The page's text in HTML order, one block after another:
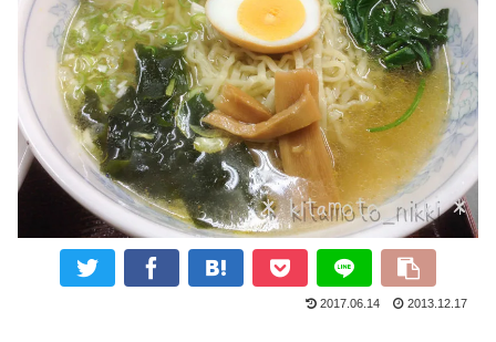
2017.06.14 2013.12.17